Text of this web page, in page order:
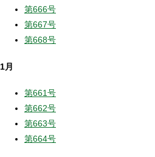
第666号
第667号
第668号
1月
第661号
第662号
第663号
第664号